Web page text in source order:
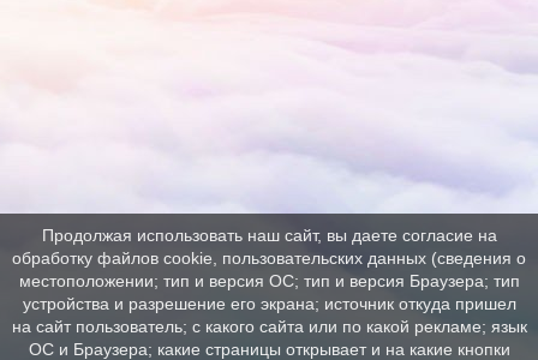
Продолжая использовать наш сайт, вы даете согласие на
обработку файлов cookie, пользовательских данных (сведения о
местоположении; тип и версия ОС; тип и версия Браузера; тип
устройства и разрешение его экрана; источник откуда пришел
на сайт пользователь; с какого сайта или по какой рекламе; язык
ОС и Браузера; какие страницы открывает и на какие кнопки